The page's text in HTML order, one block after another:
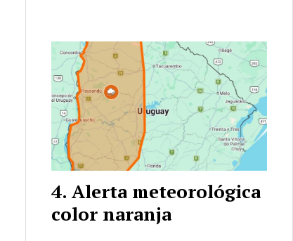
Alerta meteorológica
color naranja